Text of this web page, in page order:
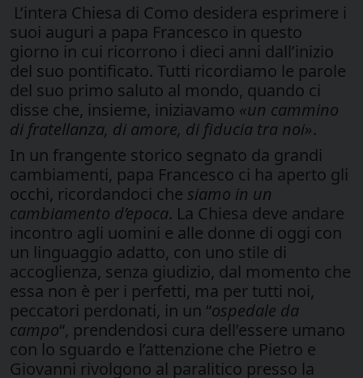
L’intera Chiesa di Como desidera esprimere i
suoi auguri a papa Francesco in questo
giorno in cui ricorrono i dieci anni dall’inizio
del suo pontificato. Tutti ricordiamo le parole
del suo primo saluto al mondo, quando ci
disse che, insieme, iniziavamo «un cammino
di fratellanza, di amore, di fiducia tra noi».
In un frangente storico segnato da grandi
cambiamenti, papa Francesco ci ha aperto gli
occhi, ricordandoci che siamo in un
cambiamento d’epoca. La Chiesa deve andare
incontro agli uomini e alle donne di oggi con
un linguaggio adatto, con uno stile di
accoglienza, senza giudizio, dal momento che
essa non è per i perfetti, ma per tutti noi,
peccatori perdonati, in un “ospedale da
campo“, prendendosi cura dell’essere umano
con lo sguardo e l’attenzione che Pietro e
Giovanni rivolgono al paralitico presso la